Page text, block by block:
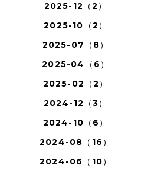
2025-12（2）
2025-10（2）
2025-07（8）
2025-04（6）
2025-02（2）
2024-12（3）
2024-10（6）
2024-08（16）
2024-06（10）